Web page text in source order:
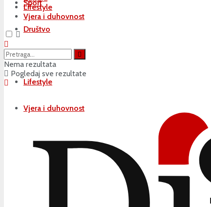
Sport
Društvo
Kultura
Lifestyle
Vjera i duhovnost
Lifestyle
Vjera i duhovnost
Nema rezultata
Pogledaj sve rezultate